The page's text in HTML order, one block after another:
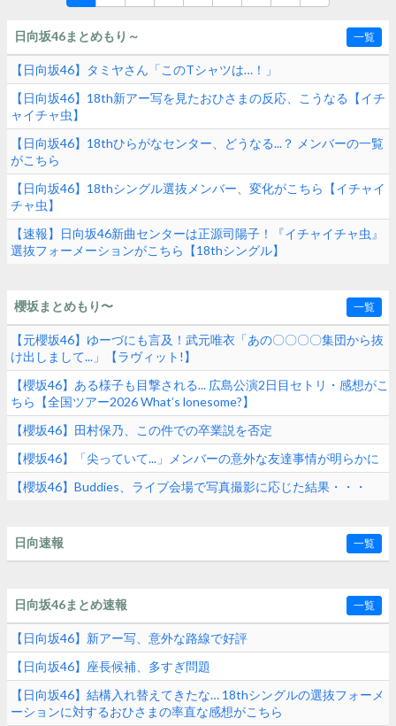
日向坂46まとめもり～ 一覧
【日向坂46】タミヤさん「このTシャツは…！」
【日向坂46】18th新アー写を見たおひさまの反応、こうなる【イチ
ャイチャ虫】
【日向坂46】18thひらがなセンター、どうなる...？ メンバーの一覧
がこちら
【日向坂46】18thシングル選抜メンバー、変化がこちら【イチャイ
チャ虫】
【速報】日向坂46新曲センターは正源司陽子！『イチャイチャ虫』
選抜フォーメーションがこちら【18thシングル】
櫻坂まとめもり〜 一覧
【元櫻坂46】ゆーづにも言及！武元唯衣「あの〇〇〇〇集団から抜
け出しまして...」【ラヴィット!】
【櫻坂46】ある様子も目撃される... 広島公演2日目セトリ・感想がこ
ちら【全国ツアー2026 What’s lonesome?】
【櫻坂46】田村保乃、この件での卒業説を否定
【櫻坂46】「尖っていて...」メンバーの意外な友達事情が明らかに
【櫻坂46】Buddies、ライブ会場で写真撮影に応じた結果・・・
日向速報 一覧
日向坂46まとめ速報 一覧
【日向坂46】新アー写、意外な路線で好評
【日向坂46】座長候補、多すぎ問題
【日向坂46】結構入れ替えてきたな… 18thシングルの選抜フォーメ
ーションに対するおひさまの率直な感想がこちら